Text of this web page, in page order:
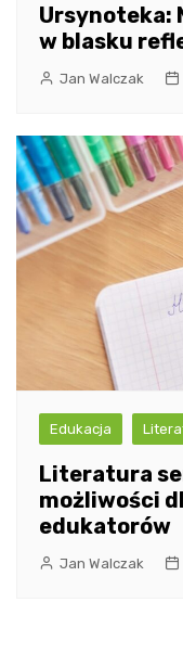
Ursynoteka:
w blasku
Jan Walczak
Edukacja
Literatura
możliwości
edukatorów
Jan Walczak